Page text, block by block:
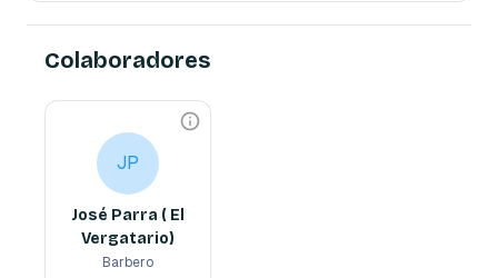
Colaboradores
JP
José Parra ( El
Vergatario)
Barbero
Barbero
experto en fade, cortes y